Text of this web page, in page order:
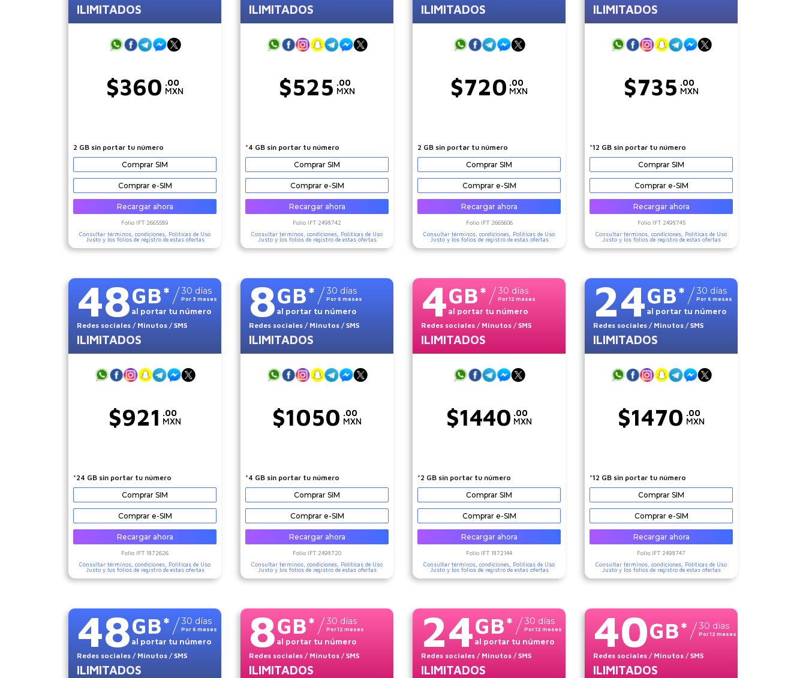
ILIMITADOS
$360 .00
MXN
2 GB sin portar tu número
Comprar SIM
Comprar e-SIM
Recargar ahora
Folio IFT 2665589
Consultar términos, condiciones, Políticas de Uso
Justo y los folios de registro de estas ofertas
ILIMITADOS
$525 .00
MXN
*4 GB sin portar tu número
Comprar SIM
Comprar e-SIM
Recargar ahora
Folio IFT 2498742
Consultar términos, condiciones, Políticas de Uso
Justo y los folios de registro de estas ofertas
ILIMITADOS
$720 .00
MXN
2 GB sin portar tu número
Comprar SIM
Comprar e-SIM
Recargar ahora
Folio IFT 2665606
Consultar términos, condiciones, Políticas de Uso
Justo y los folios de registro de estas ofertas
ILIMITADOS
$735 .00
MXN
*12 GB sin portar tu número
Comprar SIM
Comprar e-SIM
Recargar ahora
Folio IFT 2498745
Consultar términos, condiciones, Políticas de Uso
Justo y los folios de registro de estas ofertas
48GB* 30 días
Por 3 meses
al portar tu número
Redes sociales / Minutos / SMS
ILIMITADOS
$921 .00
MXN
*24 GB sin portar tu número
Comprar SIM
Comprar e-SIM
Recargar ahora
Folio IFT 1872626
Consultar términos, condiciones, Políticas de Uso
Justo y los folios de registro de estas ofertas
8GB* 30 días
Por 6 meses
al portar tu número
Redes sociales / Minutos / SMS
ILIMITADOS
$1050 .00
MXN
*4 GB sin portar tu número
Comprar SIM
Comprar e-SIM
Recargar ahora
Folio IFT 2498720
Consultar términos, condiciones, Políticas de Uso
Justo y los folios de registro de estas ofertas
4GB* 30 días
Por12 meses
al portar tu número
Redes sociales / Minutos / SMS
ILIMITADOS
$1440 .00
MXN
*2 GB sin portar tu número
Comprar SIM
Comprar e-SIM
Recargar ahora
Folio IFT 1872144
Consultar términos, condiciones, Políticas de Uso
Justo y los folios de registro de estas ofertas
24GB* 30 días
Por 6 meses
al portar tu número
Redes sociales / Minutos / SMS
ILIMITADOS
$1470 .00
MXN
*12 GB sin portar tu número
Comprar SIM
Comprar e-SIM
Recargar ahora
Folio IFT 2498747
Consultar términos, condiciones, Políticas de Uso
Justo y los folios de registro de estas ofertas
48GB* 30 días
Por 6 meses
al portar tu número
Redes sociales / Minutos / SMS
ILIMITADOS
8GB* 30 días
Por12 meses
al portar tu número
Redes sociales / Minutos / SMS
ILIMITADOS
24GB* 30 días
Por12 meses
al portar tu número
Redes sociales / Minutos / SMS
ILIMITADOS
40GB* 30 días
Por12 meses
Redes sociales / Minutos / SMS
ILIMITADOS